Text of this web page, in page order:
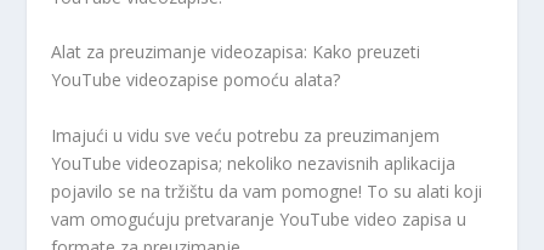
Alat za preuzimanje videozapisa: Kako preuzeti
YouTube videozapise pomoću alata?
Imajući u vidu sve veću potrebu za preuzimanjem
YouTube videozapisa; nekoliko nezavisnih aplikacija
pojavilo se na tržištu da vam pomogne! To su alati koji
vam omogućuju pretvaranje YouTube video zapisa u